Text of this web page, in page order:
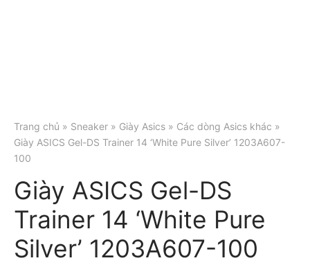
Trang chủ » Sneaker » Giày Asics » Các dòng Asics khác »
Giày ASICS Gel-DS Trainer 14 ‘White Pure Silver’ 1203A607-
100
Giày ASICS Gel-DS
Trainer 14 ‘White Pure
Silver’ 1203A607-100